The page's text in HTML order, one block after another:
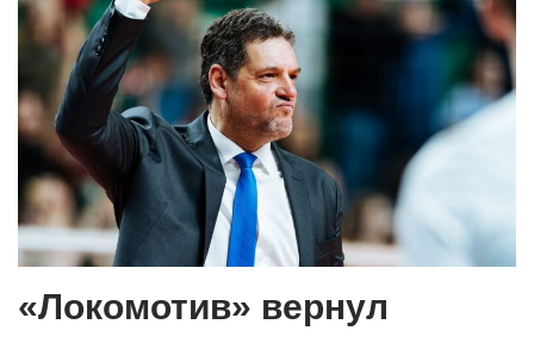
«Локомотив» вернул